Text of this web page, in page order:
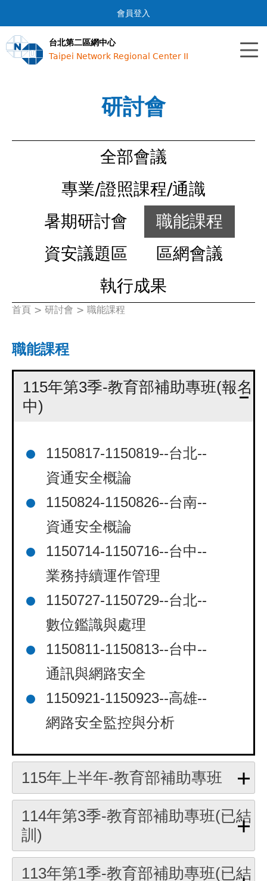
Jump to navigation
會員登入
台北第二區網中心
Taipei Network Regional Center II
研討會
全部會議
專業/證照課程/通識
暑期研討會
職能課程
資安議題區
區網會議
執行成果
您
在
這
裡
首頁 > 研討會 > 職能課程
職能課程
115年第3季-教育部補助專班(報名
中)
1150817-1150819--台北--
資通安全概論
1150824-1150826--台南--
資通安全概論
1150714-1150716--台中--
業務持續運作管理
1150727-1150729--台北--
數位鑑識與處理
1150811-1150813--台中--
通訊與網路安全
1150921-1150923--高雄--
網路安全監控與分析
115年上半年-教育部補助專班
114年第3季-教育部補助專班(已結
訓)
113年第1季-教育部補助專班(已結